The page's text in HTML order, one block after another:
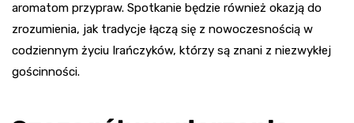
aromatom przypraw. Spotkanie będzie również okazją do
zrozumienia, jak tradycje łączą się z nowoczesnością w
codziennym życiu Irańczyków, którzy są znani z niezwykłej
gościnności.